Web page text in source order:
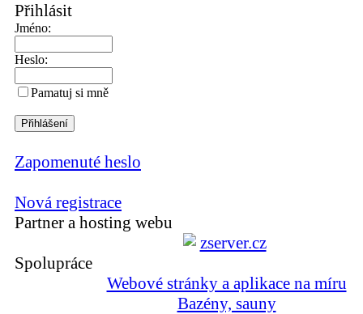
Přihlásit
Jméno:
Heslo:
Pamatuj si mně
Zapomenuté heslo
Nová registrace
Partner a hosting webu
Spolupráce
Webové stránky a aplikace na míru
Bazény, sauny